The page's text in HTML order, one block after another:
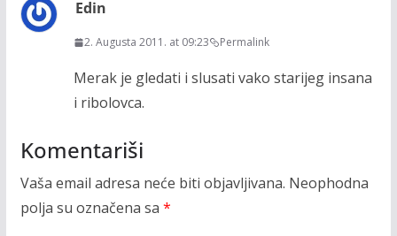
Edin
2. Augusta 2011. at 09:23 Permalink
Merak je gledati i slusati vako starijeg insana
i ribolovca.
Komentariši
Vaša email adresa neće biti objavljivana. Neophodna
polja su označena sa *